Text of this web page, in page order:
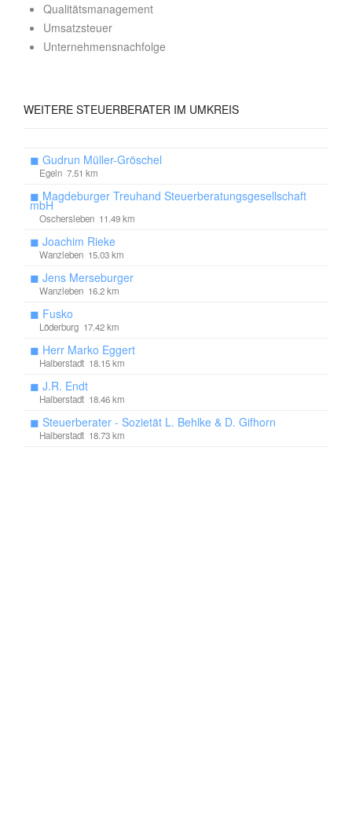
Qualitätsmanagement
Umsatzsteuer
Unternehmensnachfolge
WEITERE STEUERBERATER IM UMKREIS
◼ Gudrun Müller-Gröschel
Egeln 7.51 km
◼ Magdeburger Treuhand Steuerberatungsgesellschaft
mbH
Oschersleben 11.49 km
◼ Joachim Rieke
Wanzleben 15.03 km
◼ Jens Merseburger
Wanzleben 16.2 km
◼ Fusko
Löderburg 17.42 km
◼ Herr Marko Eggert
Halberstadt 18.15 km
◼ J.R. Endt
Halberstadt 18.46 km
◼ Steuerberater - Sozietät L. Behlke & D. Gifhorn
Halberstadt 18.73 km